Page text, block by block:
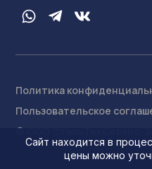
Сайт находится в
цены можно
Политика
Пользовательское
© ООО СтальТехСервис,
данных с использованием